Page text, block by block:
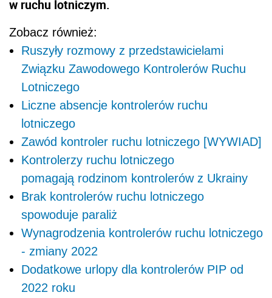
w ruchu lotniczym.
Zobacz również:
Ruszyły rozmowy z przedstawicielami
Związku Zawodowego Kontrolerów Ruchu
Lotniczego
Liczne absencje kontrolerów ruchu
lotniczego
Zawód kontroler ruchu lotniczego [WYWIAD]
Kontrolerzy ruchu lotniczego
pomagają rodzinom kontrolerów z Ukrainy
Brak kontrolerów ruchu lotniczego
spowoduje paraliż
Wynagrodzenia kontrolerów ruchu lotniczego
- zmiany 2022
Dodatkowe urlopy dla kontrolerów PIP od
2022 roku